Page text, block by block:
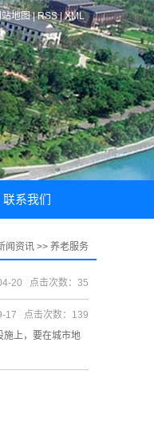
站地图|RSS|XML
联系我们
闻资讯 >> 养老服务
20 点击次数：35
上，要在城市地
17 点击次数：139